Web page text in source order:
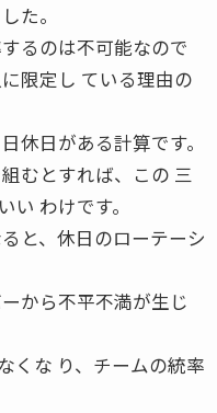
た。
るのは不可能なので
限定し ている理由の
休日がある計算です。
むとすれば、この 三
わけです。
と、休日のローテーシ
から不平不満が生じ
くな り、チームの統率